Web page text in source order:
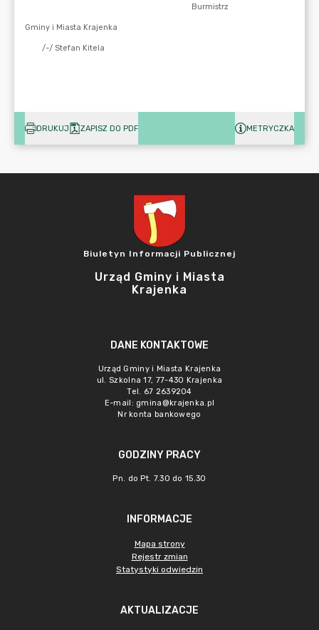
DRUKUJ ZAPISZ DO PDF METRYCZKA
Biuletyn Informacji Publicznej
Urząd Gminy i Miasta
Krajenka
DANE KONTAKTOWE
Urząd Gminy i Miasta Krajenka
ul. Szkolna 17, 77-430 Krajenka
Tel. 67 2639204
E-mail: gmina@krajenka.pl
Nr konta bankowego
GODZINY PRACY
Pn. do Pt. 7.30 do 15.30
INFORMACJE
Mapa strony
Rejestr zmian
Statystyki odwiedzin
AKTUALIZACJE